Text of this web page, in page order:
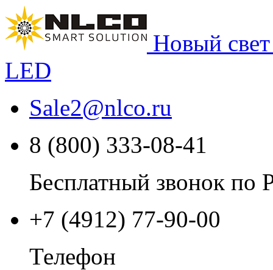
Новый
LED
Sale2@nlco.ru
8 (800) 333-08-41
Бесплатный звонок по
+7 (4912) 77-90-00
Телефон